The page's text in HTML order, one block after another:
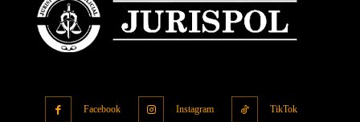
Facebook Instagram TikTok